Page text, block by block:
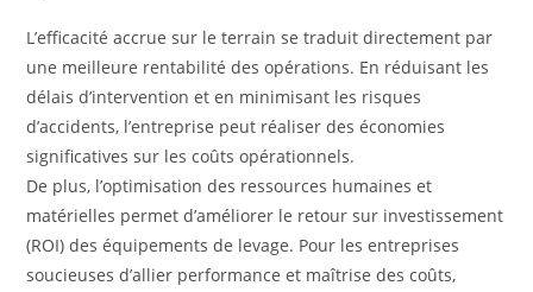
L’efficacité accrue sur le terrain se traduit directement par
une meilleure rentabilité des opérations. En réduisant les
délais d’intervention et en minimisant les risques
d’accidents, l’entreprise peut réaliser des économies
significatives sur les coûts opérationnels.
De plus, l’optimisation des ressources humaines et
matérielles permet d’améliorer le retour sur investissement
(ROI) des équipements de levage. Pour les entreprises
soucieuses d’allier performance et maîtrise des coûts,